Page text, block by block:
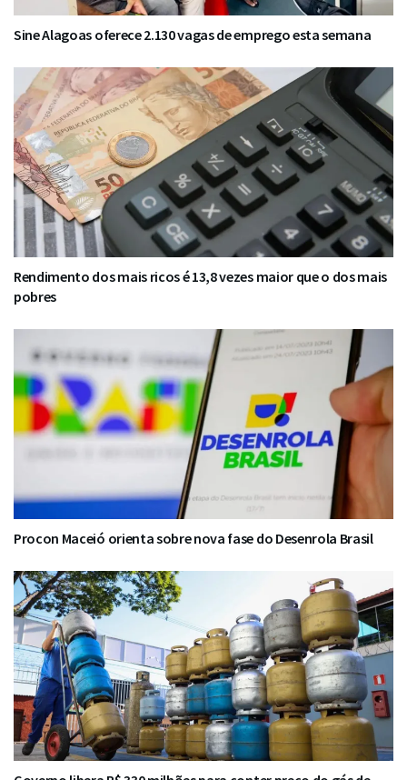
Sine Alagoas oferece 2.130 vagas de emprego esta semana
Rendimento dos mais ricos é 13,8 vezes maior que o dos mais
pobres
Procon Maceió orienta sobre nova fase do Desenrola Brasil